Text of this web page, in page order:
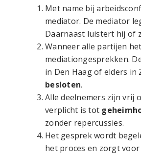
Met name bij
mediator. De mediator
Daarnaast luistert hij of
Wanneer alle partijen
mediationgesprekken.
in Den Haag of elders in
besloten.
Alle deelnemers zijn vrij
verplicht is tot
zonder repercussies.
Het gesprek wordt
het proces en zorgt